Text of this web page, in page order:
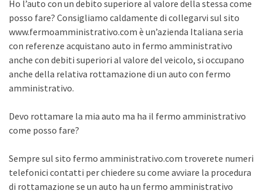
Ho l’auto con un debito superiore al valore della stessa come
posso fare? Consigliamo caldamente di collegarvi sul sito
www.fermoamministrativo.com è un’azienda Italiana seria
con referenze acquistano auto in fermo amministrativo
anche con debiti superiori al valore del veicolo, si occupano
anche della relativa rottamazione di un auto con fermo
amministrativo.
Devo rottamare la mia auto ma ha il fermo amministrativo
come posso fare?
Sempre sul sito fermo amministrativo.com troverete numeri
telefonici contatti per chiedere su come avviare la procedura
di rottamazione se un auto ha un fermo amministrativo